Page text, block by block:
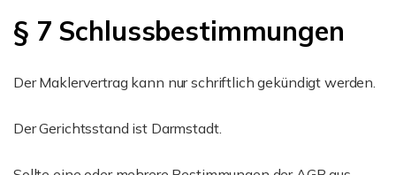
§ 7 Schlussbestimmungen
Der Maklervertrag kann nur schriftlich gekündigt werden.
Der Gerichtsstand ist Darmstadt.